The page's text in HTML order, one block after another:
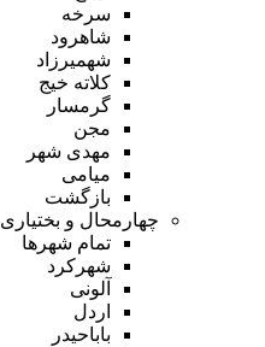
سرخه
شاهرود
شهمیرزاد
کلاته خیج
گرمسار
مجن
مهدی شهر
میامی
بازگشت
چهارمحال و بختیاری
تمام شهر‌ها
شهرکرد
آلونی
اردل
باباحیدر